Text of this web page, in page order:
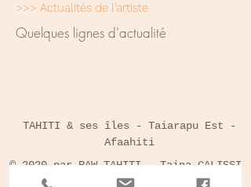
>>> Actualités de l'artiste
Quelques lignes d'actualité
© 2020 par RAW TAHITI - Taina CALISSI
TAHITI & ses îles - Taiarapu Est -
Afaahiti